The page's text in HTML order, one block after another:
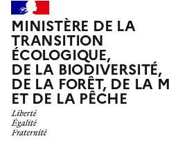
MINISTÈRE DE LA
TRANSITION
ÉCOLOGIQUE,
DE LA BIODIVERSITÉ,
DE LA FORÊT, DE LA
ET DE LA PÊCHE